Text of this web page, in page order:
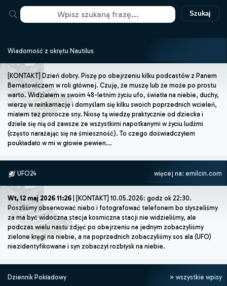
Szukaj
Wiadomość z okrętu Nautilus
[KONTAKT] Dzień dobry. Piszę po obejrzeniu kilku podcastów z Panem
Bernatowiczem w roli głównej. Czuję, że muszę lub że może po prostu
warto. Widziałem w swoim 48-letnim życiu ufo, światła na niebie, duchy,
wierzę w reinkarnację i domyślam się kilku swoich poprzednich wcieleń,
miałem też prorocze sny. Niosę tą wiedzę praktycznie od dziecka i
dziele się nią od zawsze ze wszystkimi napotkanymi w życiu ludźmi
(często narażając się na śmieszność). To czego doświadczyłem
poukładało w mi w głowie pewien...
UFO24 więcej na: emilcin.com
Wt, 12 maj 2026 11:26 | [KONTAKT] 10.05.2026: godz ok 22:30.
Poszliśmy obserwować niebo i fotografować telefonem bo słyszeliśmy
za ma być widoczna stacja kosmiczna stacji nie widzieliśmy, ale
podczas wielu nastu zdjęć po obejrzeniu na jednym zobaczyliśmy
zielone kręgi na niebie, a na poprzednich zobaczyliśmy sos ala (UFO)
niezidentyfikowane i syn zobaczył rozbłysk na niebie.
Dziennik Pokładowy wszystkie wpisy